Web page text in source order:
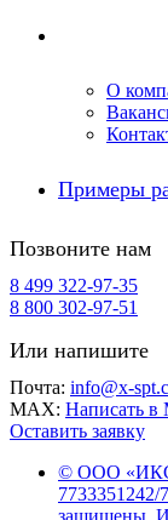
О
Примеры
Позвоните нам
8 499 322-97-35
8 800 302-97-51
Или напишите
Почта: info@x-
MAX: Написать в
Оставить заявку
© ООО
7733351242/
защищены.